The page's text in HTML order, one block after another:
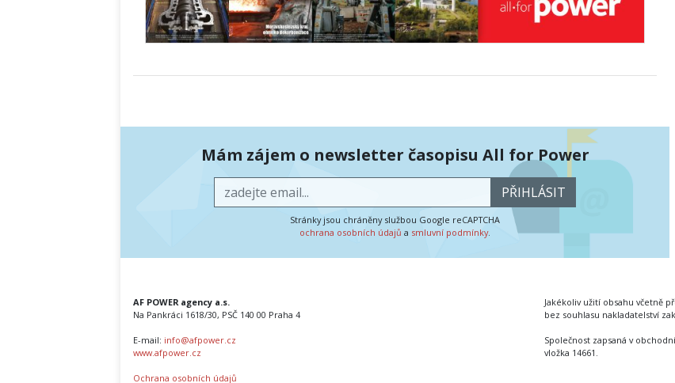
Mám zájem o newsletter časopisu All for Power
PŘIHLÁSIT
Stránky jsou chráněny službou Google reCAPTCHA
ochrana osobních údajů a smluvní podmínky.
AF POWER agency a.s.
Na Pankráci 1618/30, PSČ 140 00 Praha 4
E-mail: info@afpower.cz
www.afpower.cz
Ochrana osobních údajů
Jakékoliv užití obsahu včetně
bez souhlasu nakladatelství
Společnost zapsaná v
vložka 14661.